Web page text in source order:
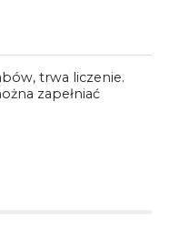
trwa liczenie.
zapełniać